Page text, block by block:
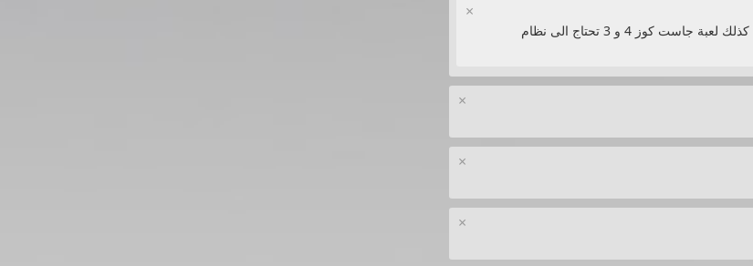
×
نعم بتأكيد لأن اغلب الالعاب الحديثه تحتاج لى 64 بت وليس 32 كذلك لعبة جاست كوز 4 و 3 تحتاج الى نظام
×
×
×